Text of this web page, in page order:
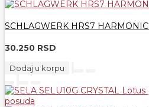
SCHLAGWERK HRS7
30.250 RSD
Dodaj u korpu